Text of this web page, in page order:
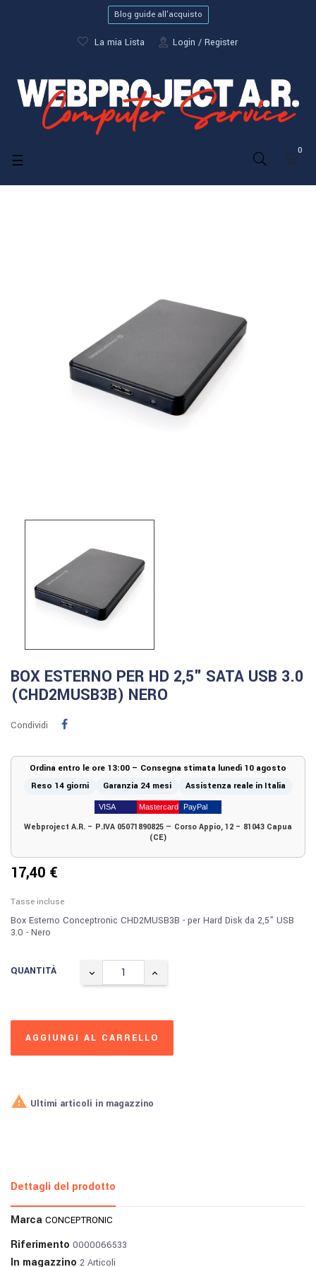
Blog guide all'acquisto
La mia Lista Login Register
0
navigazione
☰
BOX ESTERNO PER HD 2,5" SATA USB 3.0
(CHD2MUSB3B) NERO
Condividi
Ordina entro le ore 13:00 – Consegna stimata lunedì 10 agosto
Reso 14 giorni
Garanzia 24 mesi Assistenza reale in Italia
Webproject A.R. – P.IVA 05071890825 — Corso Appio, 12 – 81043 Capua
(CE)
17,40 €
Tasse incluse
Box Esterno Conceptronic CHD2MUSB3B - per Hard Disk da 2,5" USB
3.0 - Nero
QUANTITÀ
AGGIUNGI AL CARRELLO
 Ultimi articoli in magazzino
Dettagli del prodotto
Marca CONCEPTRONIC
Riferimento 0000066533
In magazzino 2 Articoli